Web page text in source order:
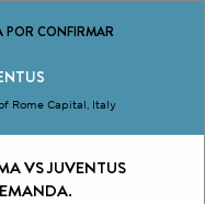
POR CONFIRMAR
Rome Capital, Italy
VS JUVENTUS